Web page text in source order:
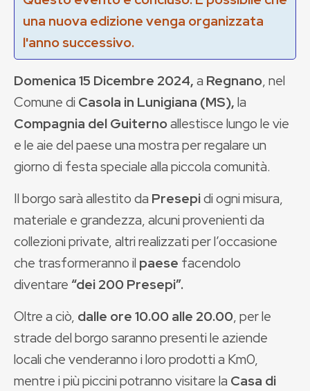
una nuova edizione venga organizzata
l'anno successivo.
Domenica 15 Dicembre 2024,a Regnano, nel
Comune di Casola in Lunigiana (MS),la
Compagnia del Guiternoallestisce lungo le vie
e le aie del paese una mostra per regalare un
giorno di festa speciale alla piccola comunità.
Il borgo sarà allestito da Presepidi ogni misura,
materiale e grandezza, alcuni provenienti da
collezioni private, altri realizzati per l’occasione
che trasformeranno il paese facendolo
diventare “dei 200 Presepi”.
Oltre a ciò, dalle ore 10.00 alle 20.00, per le
strade del borgo saranno presenti le aziende
locali che venderanno i loro prodotti a Km0,
mentre i più piccini potranno visitare la Casa di